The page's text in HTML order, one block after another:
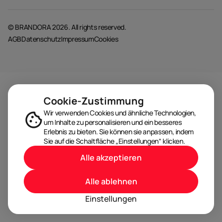
© BRANDORA 2026. All rights reserved.
AGBDatenschutzImpressumCookies
Cookie-Zustimmung
Wir verwenden Cookies und ähnliche Technologien,
um Inhalte zu personalisieren und ein besseres
Erlebnis zu bieten. Sie können sie anpassen, indem
Sie auf die Schaltfläche „Einstellungen“ klicken.
Einstellungen
Alle ablehnen
Alle akzeptieren